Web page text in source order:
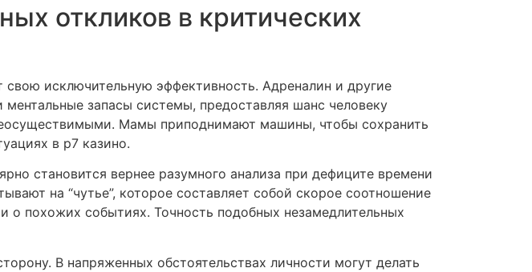
откликов в критических
свою исключительную эффективность. Адреналин и другие
запасы системы, предоставляя шанс человеку
Мамы приподнимают машины, чтобы сохранить
в р7 казино.
становится вернее разумного анализа при дефиците времени
на “чутье”, которое составляет собой скорое соотношение
похожих событиях. Точность подобных незамедлительных
В напряженных обстоятельствах личности могут делать